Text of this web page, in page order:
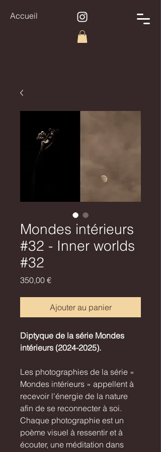
Accueil
Mondes intérieurs
#32 - Inner worlds
#32
350,00 €Prix
Ajouter au panier
Diptyque de la série Mondes
intérieurs (2024-2025).
Les photographies de la série «
Mondes intérieurs » appellent à
recevoir l'énergie de la nature
afin de se reconnecter à soi.
Chaque photographie est un
poème visuel à ressentir et à
écouter, une méditation dans